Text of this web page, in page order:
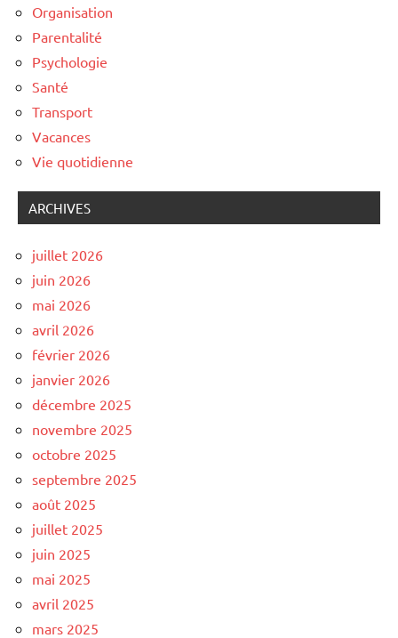
Organisation
Parentalité
Psychologie
Santé
Transport
Vacances
Vie quotidienne
ARCHIVES
juillet 2026
juin 2026
mai 2026
avril 2026
février 2026
janvier 2026
décembre 2025
novembre 2025
octobre 2025
septembre 2025
août 2025
juillet 2025
juin 2025
mai 2025
avril 2025
mars 2025